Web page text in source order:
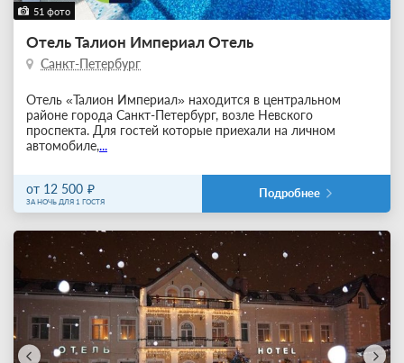
51 фото
Отель Талион Империал Отель
Санкт-Петербург
Отель «Талион Империал» находится в центральном
районе города Санкт-Петербург, возле Невского
проспекта. Для гостей которые приехали на личном
автомобиле,...
от 12 500
ЗА НОЧЬ ДЛЯ 1 ГОСТЯ
Подробнее